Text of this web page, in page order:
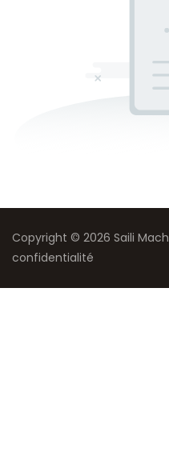
Copyright © 2026 Saili
confidentialité